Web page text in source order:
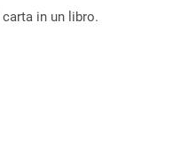
in un libro.